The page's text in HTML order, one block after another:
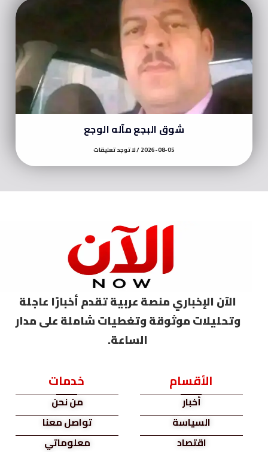
شوق البجع مآله الوجع
2026-08-05 لا توجد تعليقات
الآن الإخباري منصة عربية تقدم أخبارًا عاجلة
وتحليلات موثوقة وتغطيات شاملة على مدار
الساعة.
الأقسام
أخبار
السياسة
اقتصاد
خدمات
من نحن
تواصل معنا
معلوماتي